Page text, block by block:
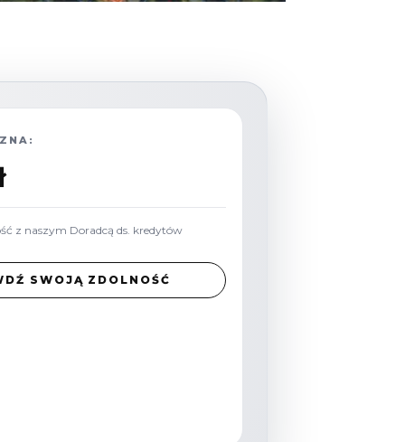
z naszym Doradcą ds. kredytów
SWOJĄ ZDOLNOŚĆ